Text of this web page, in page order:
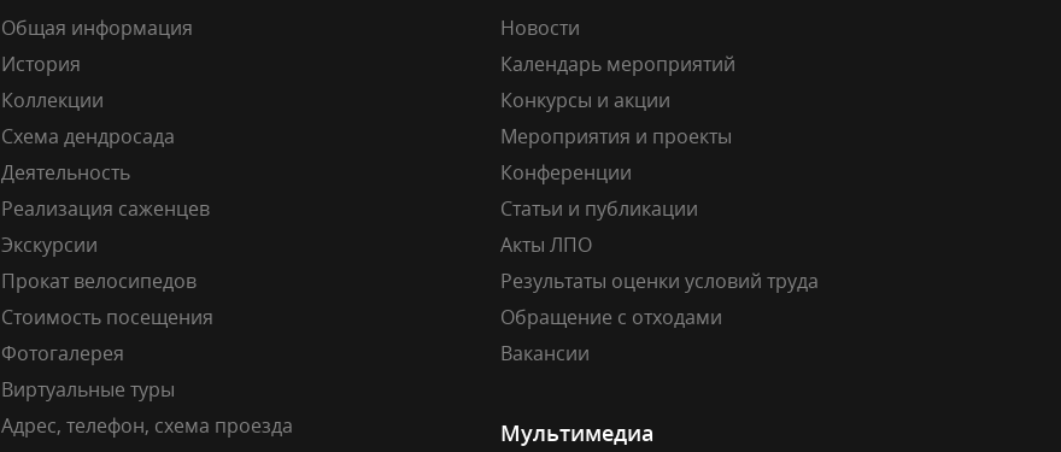
Общая информация
История
Коллекции
Схема дендросада
Деятельность
Реализация саженцев
Экскурсии
Прокат велосипедов
Стоимость посещения
Фотогалерея
Виртуальные туры
Адрес, телефон, схема проезда
Новости
Календарь мероприятий
Конкурсы и акции
Мероприятия и проекты
Конференции
Статьи и публикации
Акты ЛПО
Результаты оценки условий труда
Обращение с отходами
Вакансии
Мультимедиа